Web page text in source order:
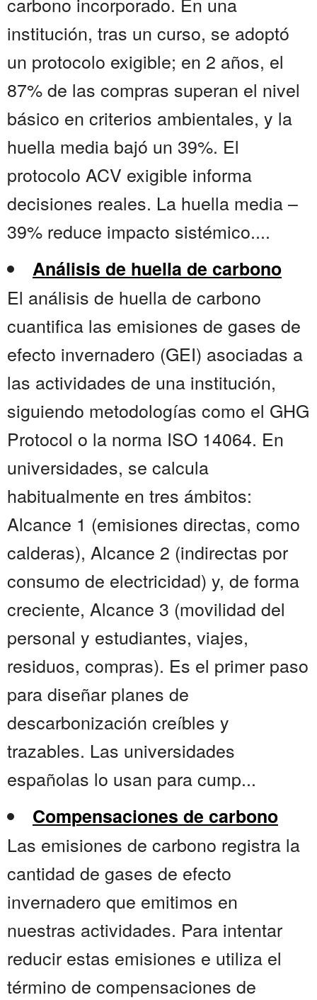
institución, tras un curso, se adoptó
un protocolo exigible; en 2 años, el
87% de las compras superan el nivel
básico en criterios ambientales, y la
huella media bajó un 39%. El
protocolo ACV exigible informa
decisiones reales. La huella media –
39% reduce impacto sistémico....
Análisis de huella de carbono
El análisis de huella de carbono
cuantifica las emisiones de gases de
efecto invernadero (GEI) asociadas a
las actividades de una institución,
siguiendo metodologías como el GHG
Protocol o la norma ISO 14064. En
universidades, se calcula
habitualmente en tres ámbitos:
Alcance 1 (emisiones directas, como
calderas), Alcance 2 (indirectas por
consumo de electricidad) y, de forma
creciente, Alcance 3 (movilidad del
personal y estudiantes, viajes,
residuos, compras). Es el primer paso
para diseñar planes de
descarbonización creíbles y
trazables. Las universidades
españolas lo usan para cump...
Compensaciones de carbono
Las emisiones de carbono registra la
cantidad de gases de efecto
invernadero que emitimos en
nuestras actividades. Para intentar
reducir estas emisiones e utiliza el
término de compensaciones de